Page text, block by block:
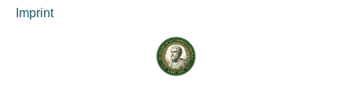
Imprint
Salta al